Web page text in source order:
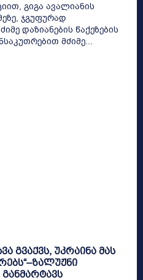
გიგა ავალიანის
ჯგუფურად
დაზიანების წაქეზების
მძიმე...
გვაქვს, უკრაინა მას